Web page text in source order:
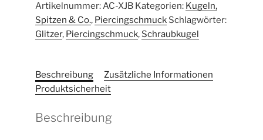
Artikelnummer:AC-XJB Kategorien: Kugeln,
Spitzen & Co., Piercingschmuck Schlagwörter:
Glitzer, Piercingschmuck, Schraubkugel
Beschreibung
Zusätzliche Informationen
Produktsicherheit
Beschreibung